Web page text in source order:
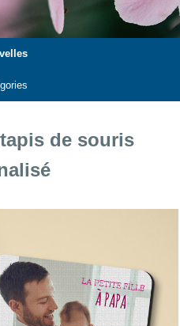
de souris